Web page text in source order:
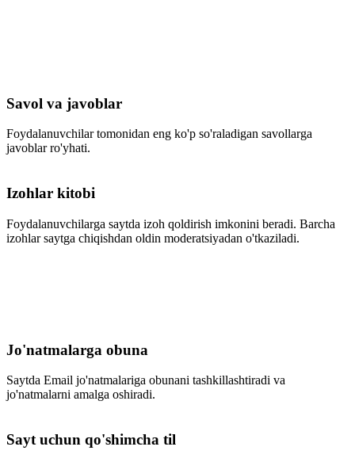
Savol va javoblar
Foydalanuvchilar tomonidan eng ko'p so'raladigan savollarga
javoblar ro'yhati.
Izohlar kitobi
Foydalanuvchilarga saytda izoh qoldirish imkonini beradi. Barcha
izohlar saytga chiqishdan oldin moderatsiyadan o'tkaziladi.
Jo'natmalarga obuna
Saytda Email jo'natmalariga obunani tashkillashtiradi va
jo'natmalarni amalga oshiradi.
Sayt uchun qo'shimcha til